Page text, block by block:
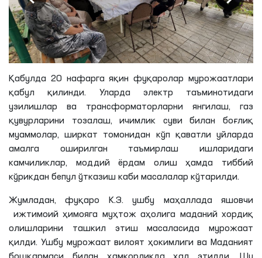
Қабулда 20 нафарга яқин фуқаролар мурожаатлари
қабул қилинди. Уларда электр таъминотидаги
узилишлар ва трансформаторларни янгилаш, газ
қувурларини тозалаш, ичимлик суви билан боғлиқ
муаммолар, ширкат томонидан кўп қаватли уйларда
амалга оширилган таъмирлаш ишларидаги
камчиликлар, моддий ёрдам олиш ҳамда тиббий
кўрикдан бепул ўтказиш каби масалалар кўтарилди.
Жумладан, фуқаро К.З. ушбу маҳаллада яшовчи
ижтимоий ҳимояга муҳтож аҳолига маданий хордиқ
олишларини ташкил этиш масаласида мурожаат
қилди. Ушбу мурожаат вилоят ҳокимлиги ва Маданият